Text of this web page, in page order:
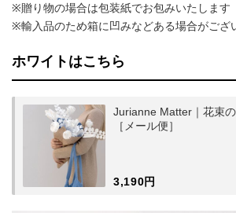
※贈り物の場合は包装紙でお包みいたします
※輸入品のため箱に凹みなどある場合がござ
ホワイトはこちら
Jurianne Matter｜花束
［メール便］
3,190円